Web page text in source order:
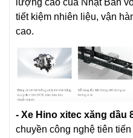
lượng cao của Nhật Bản
tiết kiệm nhiên liệu, vận
cao.
- Xe Hino xitec xăng dầu
chuyền công nghệ tiên